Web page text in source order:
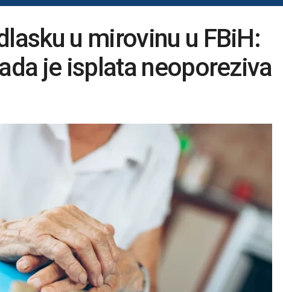
u mirovinu u FBiH:
je isplata neoporeziva